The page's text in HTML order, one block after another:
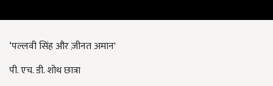
‘पल्लवी सिंह और ज़ीनत अमान'
पी. एच. डी. शोध छात्रा